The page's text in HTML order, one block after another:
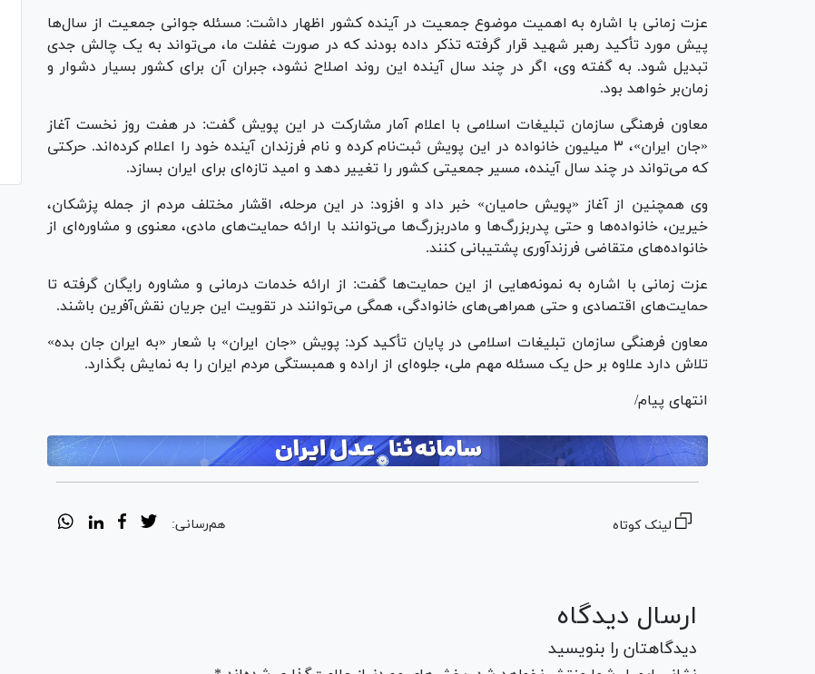
عزت زمانی با اشاره به اهمیت موضوع جمعیت در آینده کشور اظهار داشت: مسئله جوانی جمعیت از سال‌ها
پیش مورد تأکید رهبر شهید قرار گرفته تذکر داده بودند که در صورت غفلت ما، می‌تواند به یک چالش جدی
تبدیل شود. به گفته وی، اگر در چند سال آینده این روند اصلاح نشود، جبران آن برای کشور بسیار دشوار و
زمان‌بر خواهد بود.
معاون فرهنگی سازمان تبلیغات اسلامی با اعلام آمار مشارکت در این پویش گفت: در هفت روز نخست آغاز
«جان ایران»، ۳ میلیون خانواده در این پویش ثبت‌نام کرده و نام فرزندان آینده خود را اعلام کرده‌اند. حرکتی
که می‌تواند در چند سال آینده، مسیر جمعیتی کشور را تغییر دهد و امید تازه‌ای برای ایران بسازد.
وی همچنین از آغاز «پویش حامیان» خبر داد و افزود: در این مرحله، اقشار مختلف مردم از جمله پزشکان،
خیرین، خانواده‌ها و حتی پدربزرگ‌ها و مادربزرگ‌ها می‌توانند با ارائه حمایت‌های مادی، معنوی و مشاوره‌ای از
خانواده‌های متقاضی فرزندآوری پشتیبانی کنند.
عزت زمانی با اشاره به نمونه‌هایی از این حمایت‌ها گفت: از ارائه خدمات درمانی و مشاوره رایگان گرفته تا
حمایت‌های اقتصادی و حتی همراهی‌های خانوادگی، همگی می‌توانند در تقویت این جریان نقش‌آفرین باشند.
معاون فرهنگی سازمان تبلیغات اسلامی در پایان تأکید کرد: پویش «جان ایران» با شعار «به ایران جان بده»
تلاش دارد علاوه بر حل یک مسئله مهم ملی، جلوه‌ای از اراده و همبستگی مردم ایران را به نمایش بگذارد.
انتهای پیام/
لینک کوتاه هم‌رسانی:
ارسال دیدگاه
دیدگاهتان را بنویسید